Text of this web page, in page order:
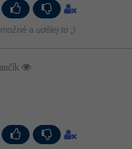
a udělej to ;)